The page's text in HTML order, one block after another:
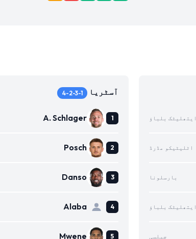
ایتھلیٹک بلباؤ
اٹلیٹیکو مڈرڈ
بارسلونا
ایتھلیٹک بلباؤ
چیلسی
آسٹریا 4-2-3-1
A. Schlager
Posch
Danso
Alaba
Mwene